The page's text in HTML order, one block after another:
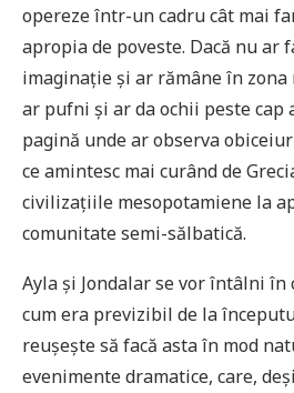
opereze într-un cadru cât mai
apropia de poveste. Dacă nu ar
imaginație și ar rămâne în
ar pufni și ar da ochii peste cap
pagină unde ar observa
ce amintesc mai curând de
civilizațiile mesopotamiene la
comunitate semi-sălbatică.
Ayla și Jondalar se vor întâlni în
cum era previzibil de la
reușește să facă asta în mod
evenimente dramatice, care,